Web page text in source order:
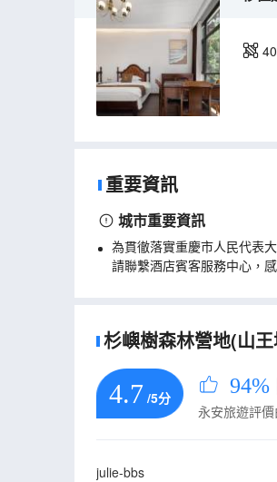
重要資訊
城市重要資訊
為貫徹落實重慶市人民代表
請聯繫酒店賓客服務中心，
杉嶼樹森林營地(山
4.7 /5分 94%
永安旅遊評
julie-bbs